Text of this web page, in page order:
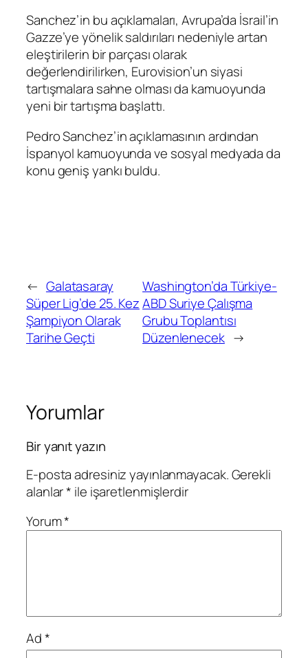
Sanchez’in bu açıklamaları, Avrupa’da İsrail’in
Gazze’ye yönelik saldırıları nedeniyle artan
eleştirilerin bir parçası olarak
değerlendirilirken, Eurovision’un siyasi
tartışmalara sahne olması da kamuoyunda
yeni bir tartışma başlattı.
Pedro Sanchez’in açıklamasının ardından
İspanyol kamuoyunda ve sosyal medyada da
konu geniş yankı buldu.
← Galatasaray
Süper Lig’de 25. Kez
Şampiyon Olarak
Tarihe Geçti
Washington’da Türkiye-
ABD Suriye Çalışma
Grubu Toplantısı
Düzenlenecek →
Yorumlar
Bir yanıt yazın
E-posta adresiniz yayınlanmayacak.Gerekli
alanlar* ile işaretlenmişlerdir
Yorum*
Ad*